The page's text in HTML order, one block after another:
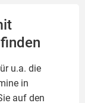
u.a. die
in
auf den